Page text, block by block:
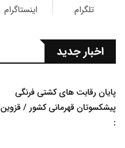
تلگرام اینستاگرام
اخبار جدید
پایان رقابت های کشتی فرنگی
پیشکسوتان قهرمانی کشور / قزوین
: